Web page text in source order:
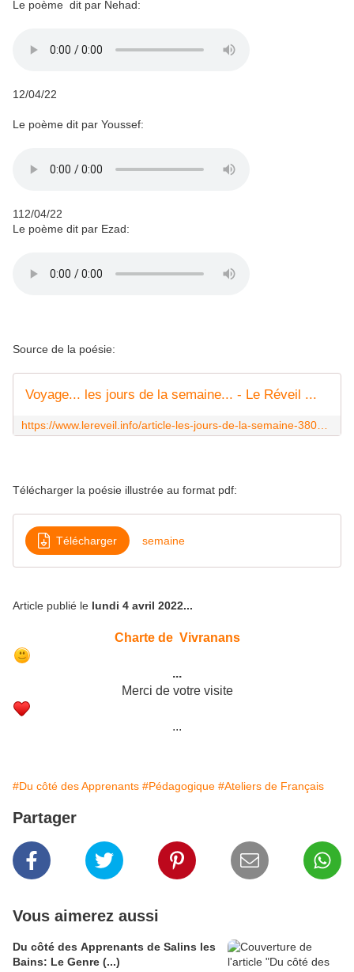
Le poème dit par Nehad:
12/04/22
Le poème dit par Youssef:
112/04/22
Le poème dit par Ezad:
Source de la poésie:
Voyage... les jours de la semaine... - Le Réveil ...
Télécharger la poésie illustrée au format pdf:
Télécharger semaine
Article publié le lundi 4 avril 2022...
Charte de Vivranans
...
Merci de votre visite
...
#Du côté des Apprenants #Pédagogique #Ateliers de Français
Partager
Vous aimerez aussi
Du côté des Apprenants de Salins les
Bains: Le Genre (...)